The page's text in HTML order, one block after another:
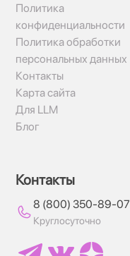
Политика
конфиденциальности
Политика обработки
персональных данных
Контакты
Карта сайта
Для LLM
Блог
Контакты
8 (800) 350-89-07
Круглосуточно